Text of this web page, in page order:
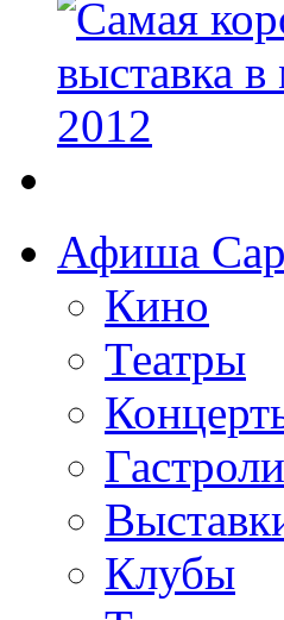
Афиша
Кино
Театры
Гастроли
Клубы